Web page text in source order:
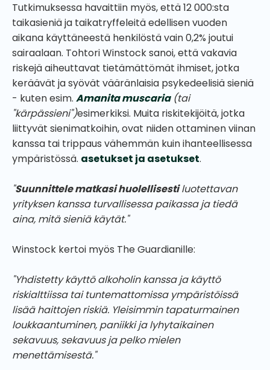
Tutkimuksessa havaittiin myös, että 12 000:sta
taikasieniä ja taikatryffeleitä edellisen vuoden
aikana käyttäneestä henkilöstä vain 0,2% joutui
sairaalaan. Tohtori Winstock sanoi, että vakavia
riskejä aiheuttavat tietämättömät ihmiset, jotka
keräävät ja syövät vääränlaisia psykedeelisiä sieniä
- kuten esim. Amanita muscaria (tai
"kärpässieni")esimerkiksi. Muita riskitekijöitä, jotka
liittyvät sienimatkoihin, ovat niiden ottaminen viinan
kanssa tai trippaus vähemmän kuin ihanteellisessa
ympäristössä. asetukset ja asetukset.
"Suunnittele matkasi huolellisestiluotettavan
yrityksen kanssa turvallisessa paikassa ja tiedä
aina, mitä sieniä käytät."
Winstock kertoi myös The Guardianille:
"Yhdistetty käyttö alkoholin kanssa ja käyttö
riskialttiissa tai tuntemattomissa ympäristöissä
lisää haittojen riskiä. Yleisimmin tapaturmainen
loukkaantuminen, paniikki ja lyhytaikainen
sekavuus, sekavuus ja pelko mielen
menettämisestä."